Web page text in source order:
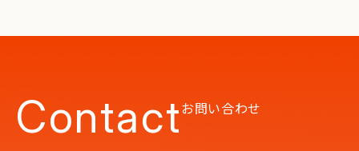
Contactお問い合わせ